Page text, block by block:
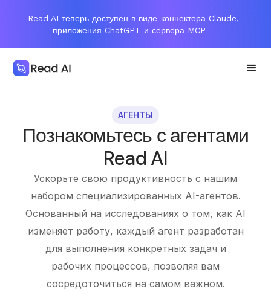
Read AI теперь доступен в виде коннектора Claude,
приложения ChatGPT и сервера MCP
АГЕНТЫ
Познакомьтесь с агентами
Read AI
Ускорьте свою продуктивность с нашим
набором специализированных AI-агентов.
Основанный на исследованиях о том, как AI
изменяет работу, каждый агент разработан
для выполнения конкретных задач и
рабочих процессов, позволяя вам
сосредоточиться на самом важном.